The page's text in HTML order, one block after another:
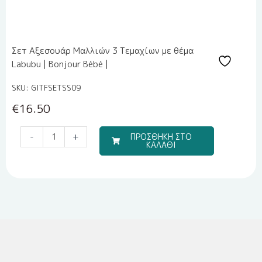
Σετ Αξεσουάρ Μαλλιών 3 Τεμαχίων με θέμα
Labubu | Bonjour Bébé |
SKU: GITFSETSS09
€16.50
-
Boy
+ ΠΡΟΣΘΗΚΗ ΣΤΟ
ΚΑΛΑΘΙ